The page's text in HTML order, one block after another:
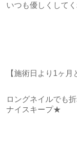
いつも優しくして
【施術日より1ヶ月
ロングネイルでも
ナイスキープ★